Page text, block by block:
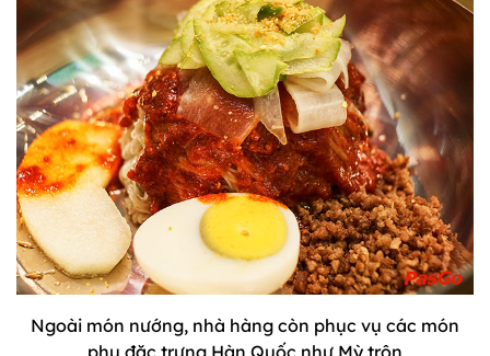
Ngoài món nướng, nhà hàng còn phục vụ các món
phụ đặc trưng Hàn Quốc như Mỳ trộn